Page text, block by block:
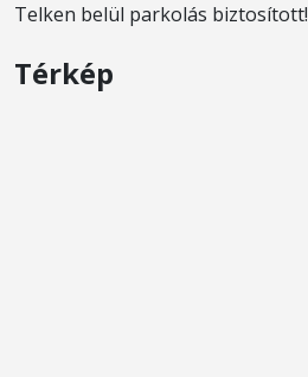
Telken belül parkolás biztosított!
Térkép